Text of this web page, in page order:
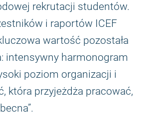
rekrutacji studentów.
i raportów ICEF
wartość pozostała
intensywny harmonogram
poziom organizacji i
która przyjeżdża pracować,